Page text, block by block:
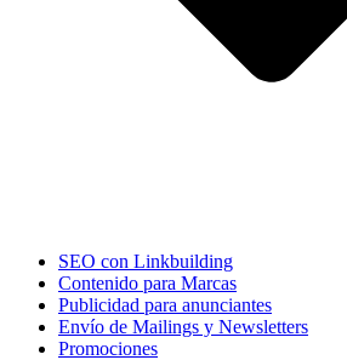
SEO con Linkbuilding
Contenido para Marcas
Publicidad para anunciantes
Envío de Mailings y Newsletters
Promociones